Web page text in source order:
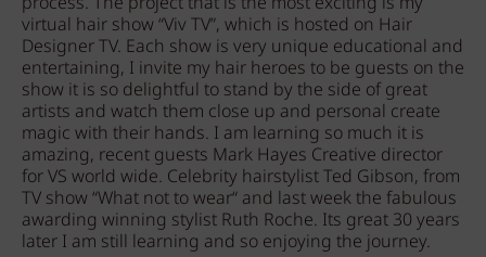
virtual hair show “Viv TV”, which is hosted on Hair
Designer TV. Each show is very unique educational and
entertaining, I invite my hair heroes to be guests on the
show it is so delightful to stand by the side of great
artists and watch them close up and personal create
magic with their hands. I am learning so much it is
amazing, recent guests Mark Hayes Creative director
for VS world wide. Celebrity hairstylist Ted Gibson, from
TV show “What not to wear“ and last week the fabulous
awarding winning stylist Ruth Roche. Its great 30 years
later I am still learning and so enjoying the journey.